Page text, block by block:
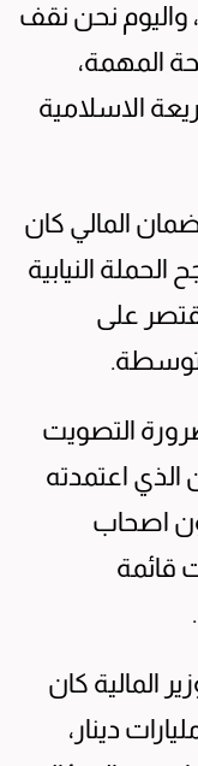
واليوم نحن نقف
المهمة،
الاسلامية
المالي كان
الحملة النيابية
على
التصويت
الذي اعتمدته
اصحاب
قائمة
المالية كان
دينار،